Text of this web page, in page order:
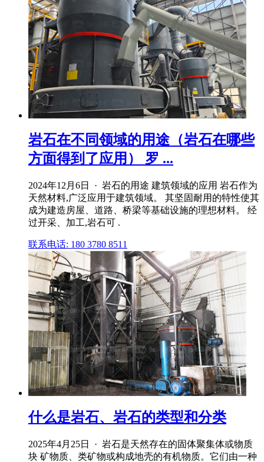
岩石在不同领域的用途（岩石在哪些
方面得到了应用） 罗 ...
2024年12月6日 · 岩石的用途 建筑领域的应用 岩石作为
天然材料,广泛应用于建筑领域。 其坚固耐用的特性使其
成为建造房屋、道路、桥梁等基础设施的理想材料。 经
过开采、加工,岩石可 .
联系电话: 180 3780 8511
什么是岩石、岩石的类型和分类
2025年4月25日 · 岩石是天然存在的固体聚集体或物质
块 矿物质、类矿物或构成地壳的有机物质。它们由一种